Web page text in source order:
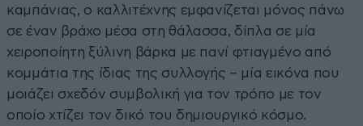
καμπάνιας, ο καλλιτέχνης εμφανίζεται μόνος πάνω
σε έναν βράχο μέσα στη θάλασσα, δίπλα σε μία
χειροποίητη ξύλινη βάρκα με πανί φτιαγμένο από
κομμάτια της ίδιας της συλλογής – μία εικόνα που
μοιάζει σχεδόν συμβολική για τον τρόπο με τον
οποίο χτίζει τον δικό του δημιουργικό κόσμο.